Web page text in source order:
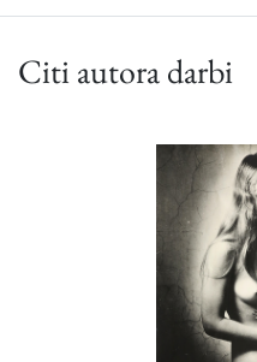
Citi autora darbi